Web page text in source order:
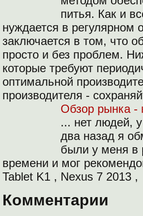
питья. Как и
нуждается в регулярном
заключается в том, что
просто и без проблем.
которые требуют
оптимальной
производителя -
Обзор рынка -
... нет людей,
два назад я
были у меня в
времени и мог
Tablet K1 , Nexus 7 2013 ,
Комментарии